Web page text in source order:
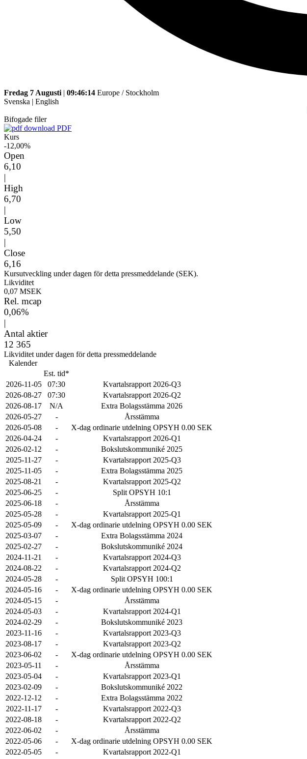
Fredag 7 Augusti | 09:46:14 Europe / Stockholm
Svenska | English
Bifogade filer
PDF
Kurs
-12,00%
Open
6,10
|
High
6,70
|
Low
5,50
|
Close
6,16
Kursutveckling under dagen för detta pressmeddelande (SEK).
Likviditet
0,07 MSEK
Rel. mcap
0,06%
|
Antal aktier
12 365
Likviditet under dagen för detta pressmeddelande
Kalender
Est. tid*
2026-11-05
07:30
Kvartalsrapport 2026-Q3
2026-08-27
07:30
Kvartalsrapport 2026-Q2
2026-08-17
N/A
Extra Bolagsstämma 2026
2026-05-27
-
Årsstämma
2026-05-08
-
X-dag ordinarie utdelning OPSYH 0.00 SEK
2026-04-24
-
Kvartalsrapport 2026-Q1
2026-02-12
-
Bokslutskommuniké 2025
2025-11-27
-
Kvartalsrapport 2025-Q3
2025-11-05
-
Extra Bolagsstämma 2025
2025-08-21
-
Kvartalsrapport 2025-Q2
2025-06-25
-
Split OPSYH 10:1
2025-06-18
-
Årsstämma
2025-05-28
-
Kvartalsrapport 2025-Q1
2025-05-09
-
X-dag ordinarie utdelning OPSYH 0.00 SEK
2025-03-07
-
Extra Bolagsstämma 2024
2025-02-27
-
Bokslutskommuniké 2024
2024-11-21
-
Kvartalsrapport 2024-Q3
2024-08-22
-
Kvartalsrapport 2024-Q2
2024-05-28
-
Split OPSYH 100:1
2024-05-16
-
X-dag ordinarie utdelning OPSYH 0.00 SEK
2024-05-15
-
Årsstämma
2024-05-03
-
Kvartalsrapport 2024-Q1
2024-02-29
-
Bokslutskommuniké 2023
2023-11-16
-
Kvartalsrapport 2023-Q3
2023-08-17
-
Kvartalsrapport 2023-Q2
2023-06-02
-
X-dag ordinarie utdelning OPSYH 0.00 SEK
2023-05-11
-
Årsstämma
2023-05-04
-
Kvartalsrapport 2023-Q1
2023-02-09
-
Bokslutskommuniké 2022
2022-12-12
-
Extra Bolagsstämma 2022
2022-11-17
-
Kvartalsrapport 2022-Q3
2022-08-18
-
Kvartalsrapport 2022-Q2
2022-06-02
-
Årsstämma
2022-05-06
-
X-dag ordinarie utdelning OPSYH 0.00 SEK
2022-05-05
-
Kvartalsrapport 2022-Q1